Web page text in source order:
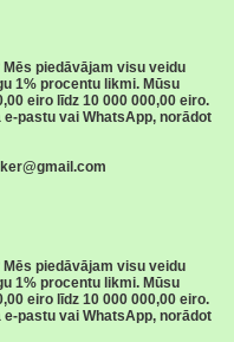
piedāvājam visu veidu
1% procentu likmi. Mūsu
eiro līdz 10 000 000,00 eiro.
pastu vai WhatsApp, norādot
piedāvājam visu veidu
1% procentu likmi. Mūsu
eiro līdz 10 000 000,00 eiro.
pastu vai WhatsApp, norādot